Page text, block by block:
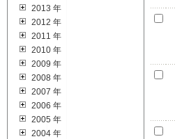
2013 年
2012 年
2011 年
2010 年
2009 年
2008 年
2007 年
2006 年
2005 年
2004 年